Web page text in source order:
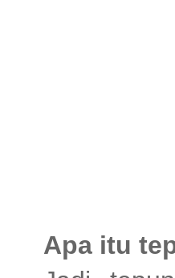
Apa itu